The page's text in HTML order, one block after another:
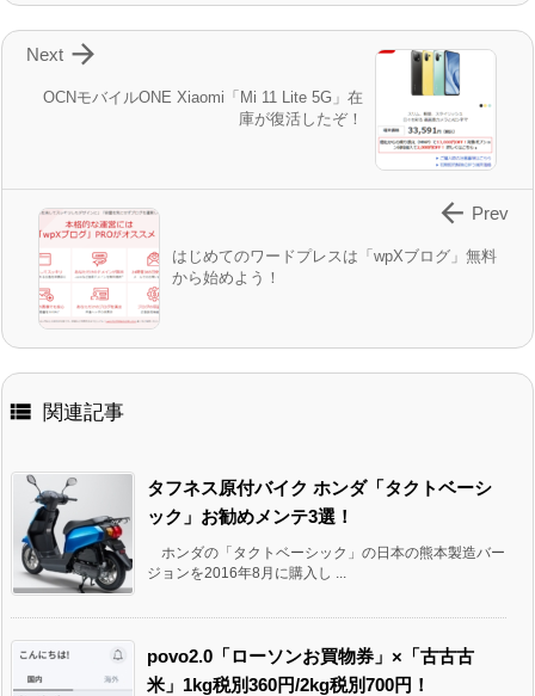
OCNモバイルONE Xiaomi「Mi 11 Lite 5G」在
庫が復活したぞ！

Next
はじめてのワードプレスは「wpXブログ」無料
から始めよう！
 Prev
 関連記事
タフネス原付バイク ホンダ「タクトベーシ
ック」お勧めメンテ3選！
ホンダの「タクトベーシック」の日本の熊本製造バー
ジョンを2016年8月に購入し ...
povo2.0「ローソンお買物券」×「古古古
米」1kg税別360円/2kg税別700円！